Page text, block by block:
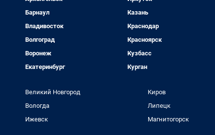
Барнаул
Владивосток
Волгоград
Воронеж
Екатеринбург
Казань
Краснодар
Красноярск
Кузбасс
Курган
Великий Новгород
Вологда
Ижевск
Киров
Липецк
Магнитогорск